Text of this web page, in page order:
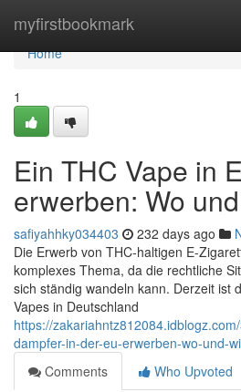
myfirstbookmark
Home
Home
1
Ein THC Vape in
erwerben: Wo
safiyahhky034403 232 days ago
Die Erwerb von THC-haltigen E-
komplexes Thema, da die rechtliche
sich ständig wandeln kann. Derzeit ist
Vapes in Deutschland
https://
dampfer-in-der-eu-erwerben-wo-und-
Comments
Who Upvoted